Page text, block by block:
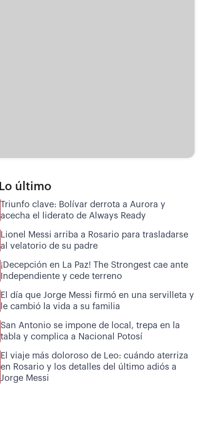
Lo último
Triunfo clave: Bolívar derrota a Aurora y
acecha el liderato de Always Ready
Lionel Messi arriba a Rosario para trasladarse
al velatorio de su padre
¡Decepción en La Paz! The Strongest cae ante
Independiente y cede terreno
El día que Jorge Messi firmó en una servilleta y
le cambió la vida a su familia
San Antonio se impone de local, trepa en la
tabla y complica a Nacional Potosí
El viaje más doloroso de Leo: cuándo aterriza
en Rosario y los detalles del último adiós a
Jorge Messi